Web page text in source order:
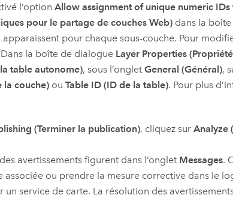
l’optionAllow assignment of unique numeric
pour le partage de couches Web) dans la
apparaissent pour chaque sous-couche. Pour
la boîte de dialogue Layer Properties
table autonome), sous l’ongletGeneral (Général),
la couche) ouTable ID (ID de la table). Pour plus
(Terminer la publication), cliquez surAnalyze
avertissements figurent dans l’onglet Messages.
associée ou prendre la mesure corrective dans le
service de carte. La résolution des